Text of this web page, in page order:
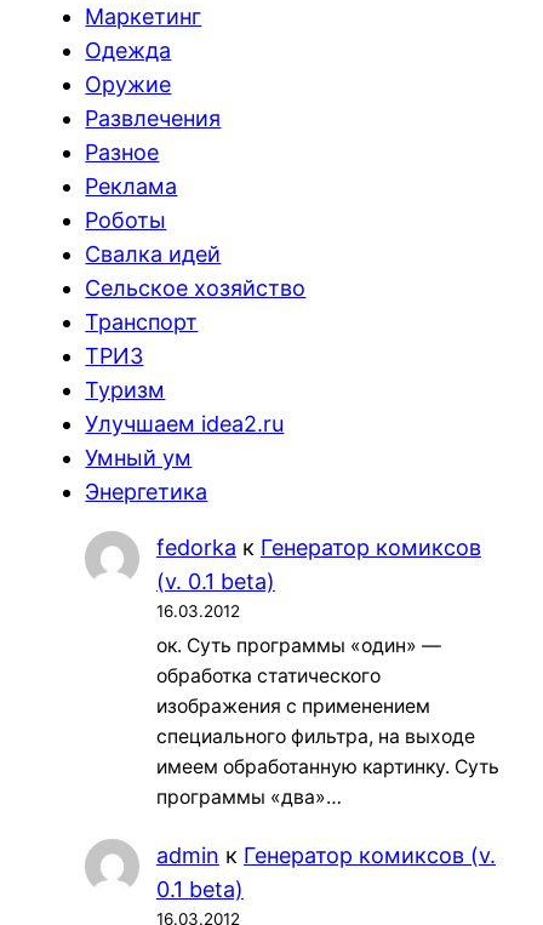
Маркетинг
Одежда
Оружие
Развлечения
Разное
Реклама
Роботы
Свалка идей
Сельское хозяйство
Транспорт
ТРИЗ
Туризм
Улучшаем idea2.ru
Умный ум
Энергетика
fedorka к Генератор комиксов
(v. 0.1 beta)
16.03.2012
ок. Суть программы «один» —
обработка статического
изображения с применением
специального фильтра, на выходе
имеем обработанную картинку. Суть
программы «два»…
admin к Генератор комиксов (v.
0.1 beta)
16.03.2012